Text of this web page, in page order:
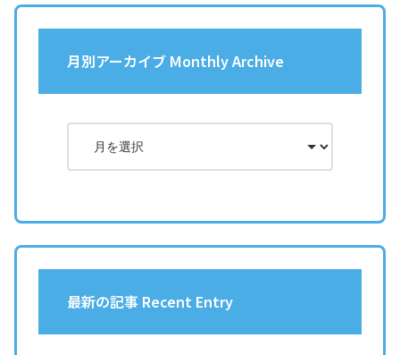
月別アーカイブ Monthly Archive
最新の記事 Recent Entry